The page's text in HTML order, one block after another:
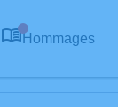
Hommages